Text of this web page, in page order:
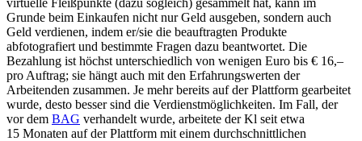
Grunde beim Einkaufen nicht nur Geld ausgeben, sondern auch
Geld verdienen, indem er/sie die beauftragten Produkte
abfotografiert und bestimmte Fragen dazu beantwortet. Die
Bezahlung ist höchst unterschiedlich von wenigen Euro bis € 16,–
pro Auftrag; sie hängt auch mit den Erfahrungswerten der
Arbeitenden zusammen. Je mehr bereits auf der Plattform gearbeitet
wurde, desto besser sind die Verdienstmöglichkeiten. Im Fall, der
vor dem BAG verhandelt wurde, arbeitete der Kl seit etwa
15 Monaten auf der Plattform mit einem durchschnittlichen